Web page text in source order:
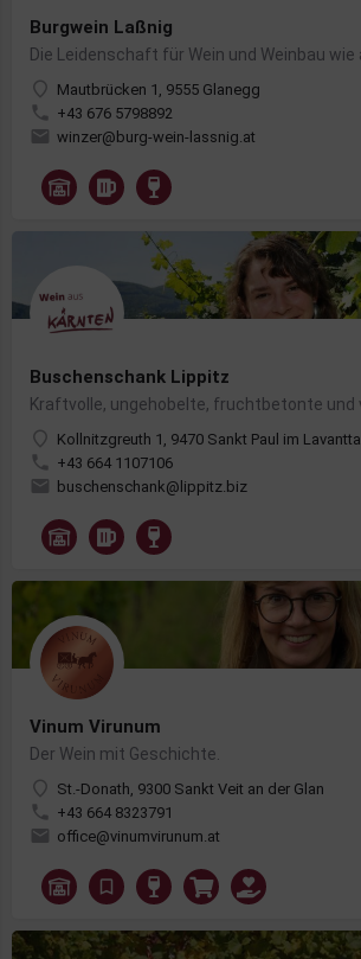
Burgwein Laßnig
Mautbrücken 1, 9555 Glanegg
+43 676 5798892
winzer@burg-wein-lassnig.at
Buschenschank Lippitz
Kollnitzgreuth 1, 9470 Sankt Paul im Lavanttal
+43 664 1107106
buschenschank@lippitz.biz
Vinum Virunum
Der Wein mit Geschichte.
St.-Donath, 9300 Sankt Veit an der Glan
+43 664 8323791
office@vinumvirunum.at